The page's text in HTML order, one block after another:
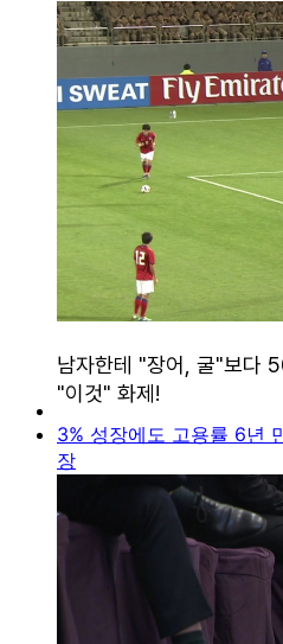
3% 성장에도 고용률 6년
장